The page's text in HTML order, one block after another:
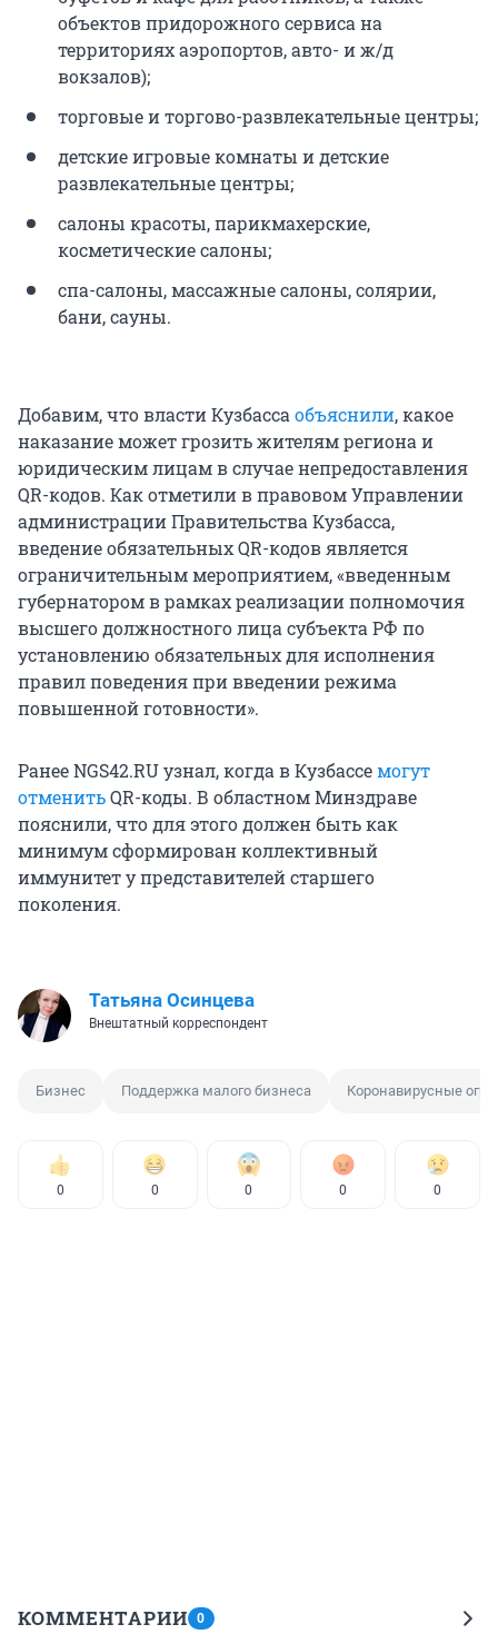
объектов придорожного сервиса на
территориях аэропортов, авто- и ж/д
вокзалов);
торговые и торгово-развлекательные центры;
детские игровые комнаты и детские
развлекательные центры;
салоны красоты, парикмахерские,
косметические салоны;
спа-салоны, массажные салоны, солярии,
бани, сауны.
Добавим, что власти Кузбассаобъяснили, какое
наказание может грозить жителям региона и
юридическим лицам в случае непредоставления
QR-кодов. Как отметили в правовом Управлении
администрации Правительства Кузбасса,
введение обязательных QR-кодов является
ограничительным мероприятием, «введенным
губернатором в рамках реализации полномочия
высшего должностного лица субъекта РФ по
установлению обязательных для исполнения
правил поведения при введении режима
повышенной готовности».
Ранее NGS42.RU узнал, когда в Кузбассемогут
отменитьQR-коды. В областном Минздраве
пояснили, что для этого должен быть как
минимум сформирован коллективный
иммунитет у представителей старшего
поколения.
Татьяна Осинцева
Внештатный корреспондент
Бизнес Поддержка малого бизнеса Коронавирусные
0 0 0 0 0
КОММЕНТАРИИ 0